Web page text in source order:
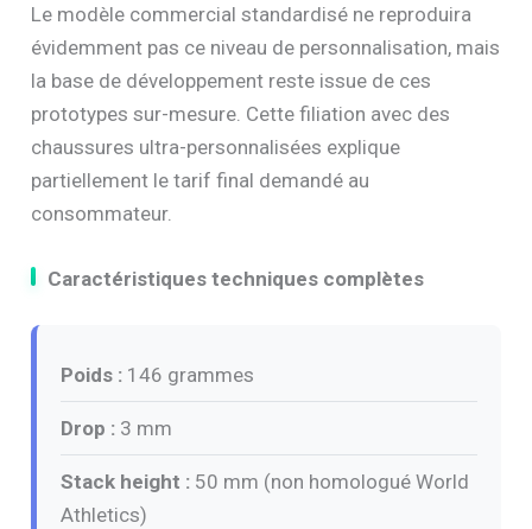
Le modèle commercial standardisé ne reproduira
évidemment pas ce niveau de personnalisation, mais
la base de développement reste issue de ces
prototypes sur-mesure. Cette filiation avec des
chaussures ultra-personnalisées explique
partiellement le tarif final demandé au
consommateur.
Caractéristiques techniques complètes
Poids : 146 grammes
Drop : 3 mm
Stack height : 50 mm (non homologué World
Athletics)